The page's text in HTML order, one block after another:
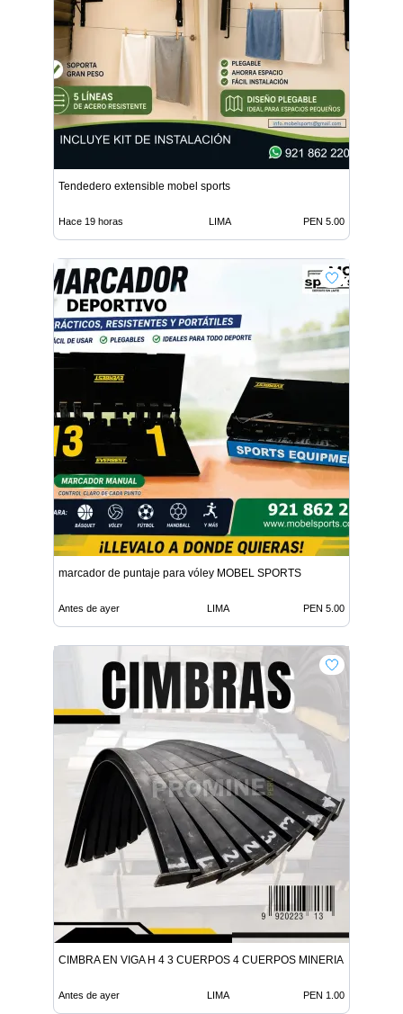
Tendedero extensible mobel sports
Hace 19 horas LIMA PEN 5.00
marcador de puntaje para vóley MOBEL SPORTS
Antes de ayer LIMA PEN 5.00
CIMBRA EN VIGA H 4 3 CUERPOS 4 CUERPOS MINERIA
Antes de ayer LIMA PEN 1.00